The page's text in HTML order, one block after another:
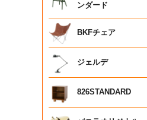
ンダード
BKFチェア
ジェルデ
826STANDARD